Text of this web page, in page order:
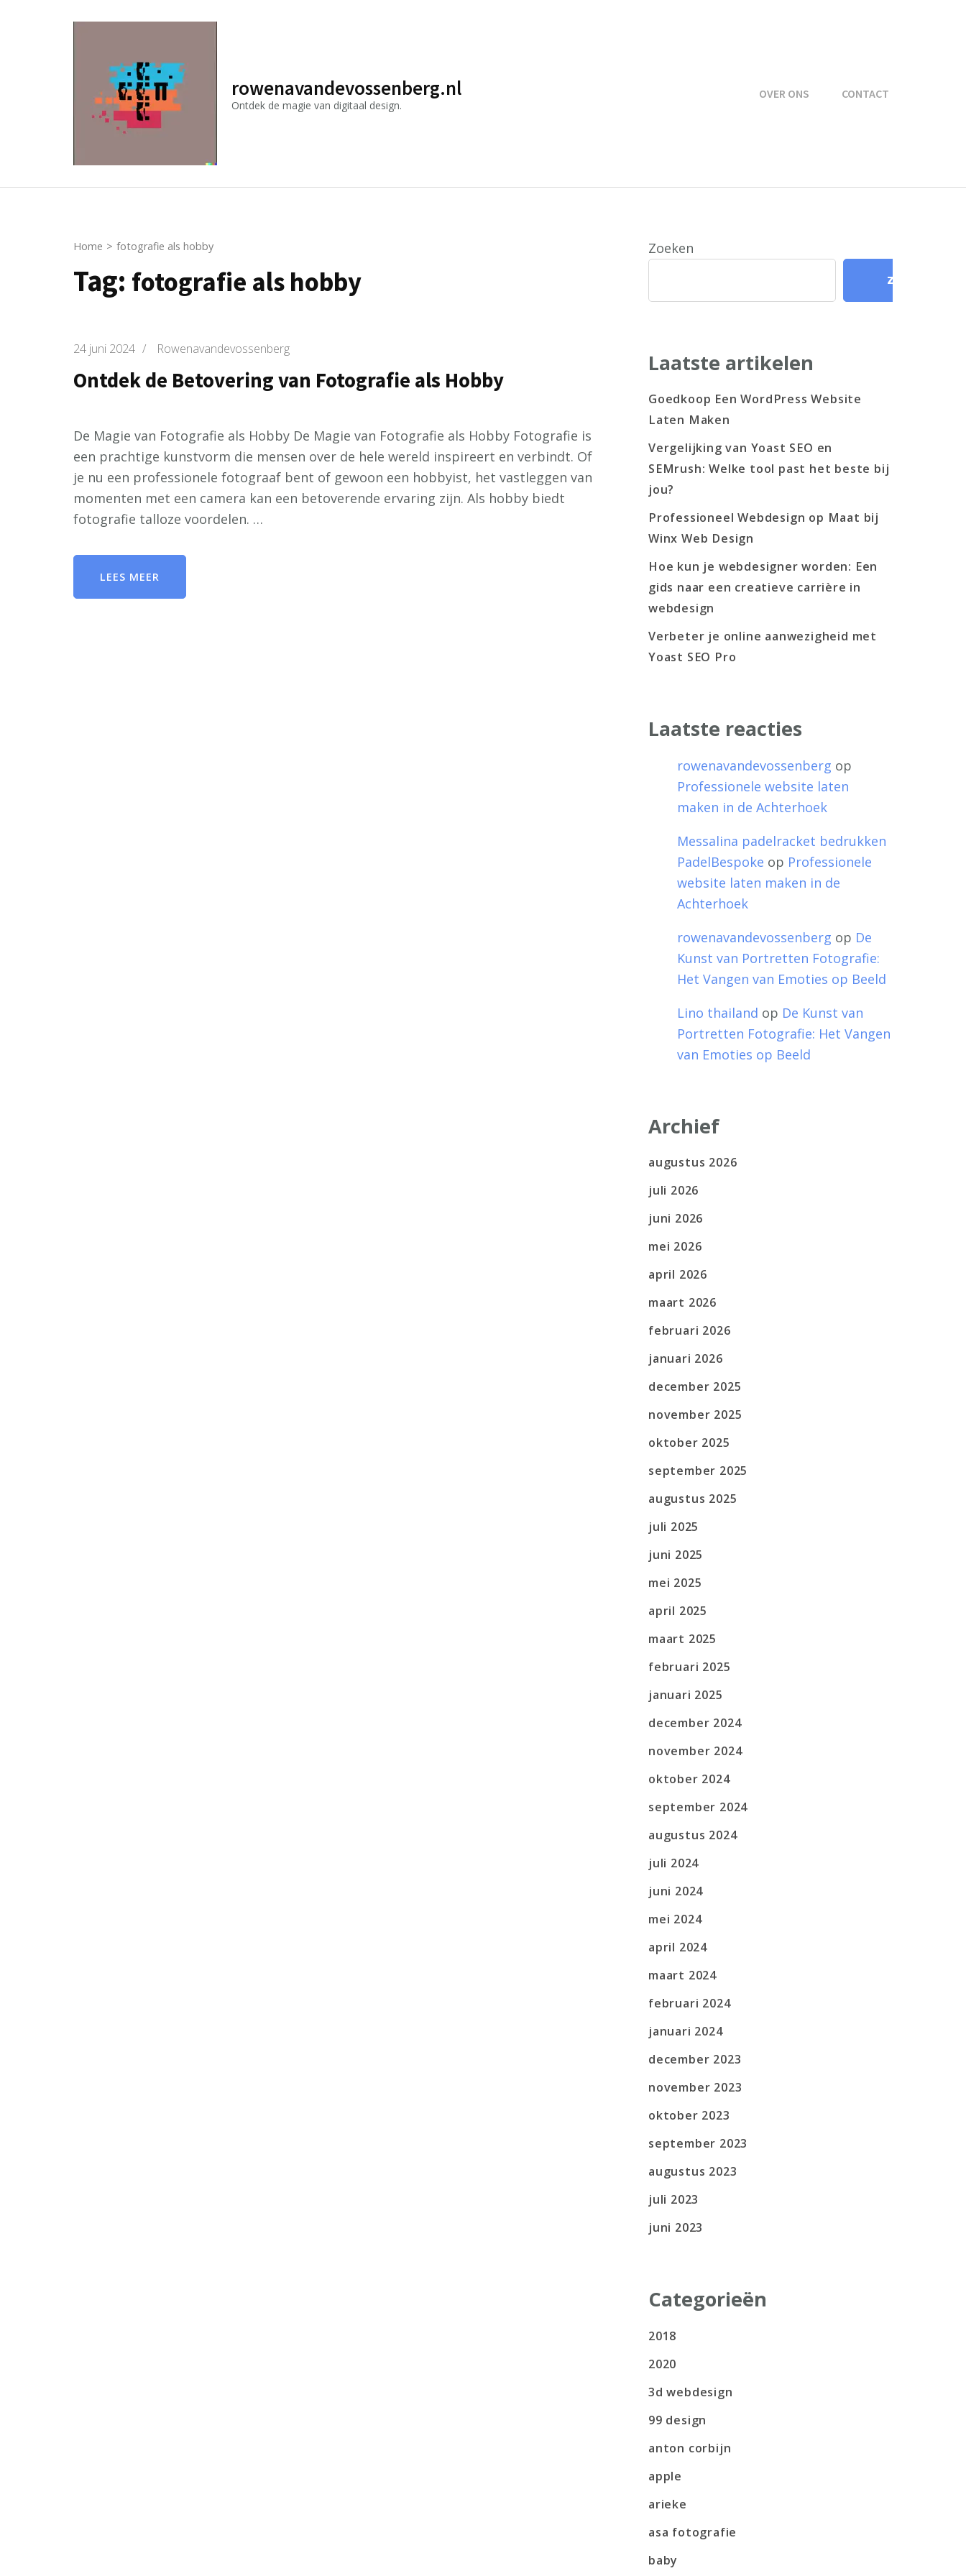
rowenavandevossenberg.nl
Ontdek de magie van digitaal design.
OVER ONS CONTACT
Home > fotografie als hobby
Tag: fotografie als hobby
24 juni 2024 / Rowenavandevossenberg
Ontdek de Betovering van Fotografie als Hobby
De Magie van Fotografie als Hobby De Magie van Fotografie als Hobby Fotografie is
een prachtige kunstvorm die mensen over de hele wereld inspireert en verbindt. Of
je nu een professionele fotograaf bent of gewoon een hobbyist, het vastleggen van
momenten met een camera kan een betoverende ervaring zijn. Als hobby biedt
fotografie talloze voordelen. …
LEES MEER
Zoeken
Zoeken
Laatste artikelen
Goedkoop Een WordPress Website
Laten Maken
Vergelijking van Yoast SEO en
SEMrush: Welke tool past het beste bij
jou?
Professioneel Webdesign op Maat bij
Winx Web Design
Hoe kun je webdesigner worden: Een
gids naar een creatieve carrière in
webdesign
Verbeter je online aanwezigheid met
Yoast SEO Pro
Laatste reacties
rowenavandevossenberg op
Professionele website laten
maken in de Achterhoek
Messalina padelracket bedrukken
PadelBespoke op Professionele
website laten maken in de
Achterhoek
rowenavandevossenberg op De
Kunst van Portretten Fotografie:
Het Vangen van Emoties op Beeld
Lino thailand op De Kunst van
Portretten Fotografie: Het Vangen
van Emoties op Beeld
Archief
augustus 2026
juli 2026
juni 2026
mei 2026
april 2026
maart 2026
februari 2026
januari 2026
december 2025
november 2025
oktober 2025
september 2025
augustus 2025
juli 2025
juni 2025
mei 2025
april 2025
maart 2025
februari 2025
januari 2025
december 2024
november 2024
oktober 2024
september 2024
augustus 2024
juli 2024
juni 2024
mei 2024
april 2024
maart 2024
februari 2024
januari 2024
december 2023
november 2023
oktober 2023
september 2023
augustus 2023
juli 2023
juni 2023
Categorieën
2018
2020
3d webdesign
99 design
anton corbijn
apple
arieke
asa fotografie
baby